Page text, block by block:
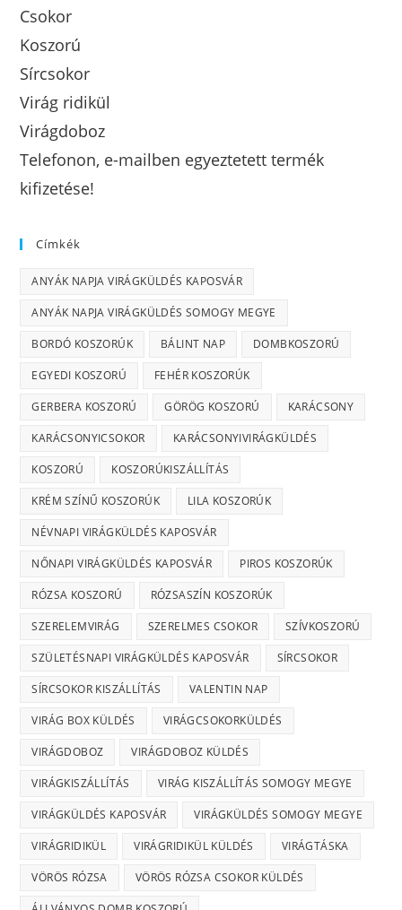
Csokor
Koszorú
Sírcsokor
Virág ridikül
Virágdoboz
Telefonon, e-mailben egyeztetett termék
kifizetése!
Címkék
ANYÁK NAPJA VIRÁGKÜLDÉS KAPOSVÁR
ANYÁK NAPJA VIRÁGKÜLDÉS SOMOGY MEGYE
BORDÓ KOSZORÚK BÁLINT NAP DOMBKOSZORÚ
EGYEDI KOSZORÚ FEHÉR KOSZORÚK
GERBERA KOSZORÚ GÖRÖG KOSZORÚ KARÁCSONY
KARÁCSONYICSOKOR KARÁCSONYIVIRÁGKÜLDÉS
KOSZORÚ KOSZORÚKISZÁLLÍTÁS
KRÉM SZÍNŰ KOSZORÚK LILA KOSZORÚK
NÉVNAPI VIRÁGKÜLDÉS KAPOSVÁR
NŐNAPI VIRÁGKÜLDÉS KAPOSVÁR PIROS KOSZORÚK
RÓZSA KOSZORÚ RÓZSASZÍN KOSZORÚK
SZERELEMVIRÁG SZERELMES CSOKOR SZÍVKOSZORÚ
SZÜLETÉSNAPI VIRÁGKÜLDÉS KAPOSVÁR SÍRCSOKOR
SÍRCSOKOR KISZÁLLÍTÁS VALENTIN NAP
VIRÁG BOX KÜLDÉS VIRÁGCSOKORKÜLDÉS
VIRÁGDOBOZ VIRÁGDOBOZ KÜLDÉS
VIRÁGKISZÁLLÍTÁS VIRÁG KISZÁLLÍTÁS SOMOGY MEGYE
VIRÁGKÜLDÉS KAPOSVÁR VIRÁGKÜLDÉS SOMOGY MEGYE
VIRÁGRIDIKÜL VIRÁGRIDIKÜL KÜLDÉS VIRÁGTÁSKA
VÖRÖS RÓZSA VÖRÖS RÓZSA CSOKOR KÜLDÉS